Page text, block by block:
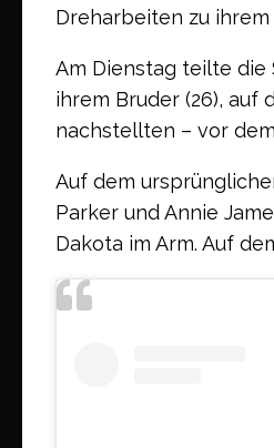
Dreharbeiten zu
Am Dienstag teilte die
ihrem Bruder (26), auf
nachstellten – vor
Auf dem
Parker und Annie
Dakota im Arm. Auf